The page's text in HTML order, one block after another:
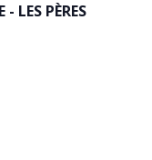
LES PÈRES